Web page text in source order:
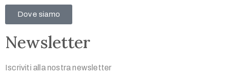
Dove siamo
Newsletter
Iscriviti alla nostra newsletter